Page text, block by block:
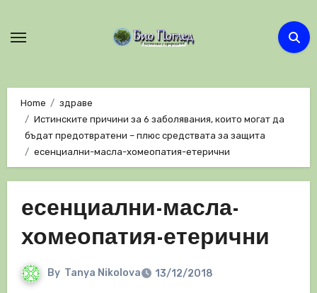
Home
здраве
Истинските причини за 6 заболявания, които могат да
бъдат предотвратени – плюс средствата за защита
есенциални-масла-хомеопатия-етерични
есенциални-масла-
хомеопатия-етерични
By Tanya Nikolova 13/12/2018